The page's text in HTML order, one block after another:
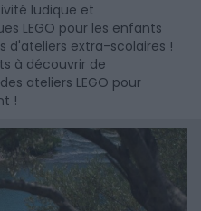
ludique et
LEGO pour les enfants
d'ateliers extra-scolaires !
à découvrir de
ateliers LEGO pour
!